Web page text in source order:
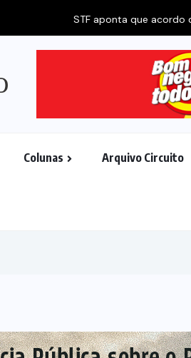
STF aponta que acordo de R$ 308
Colunas Arquivo Circuito